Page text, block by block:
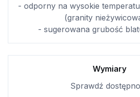
- odporny na wysokie
(granity
- sugerowana grubość
Wymiary
Sprawdź